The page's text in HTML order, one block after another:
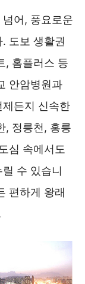
어, 풍요로운
도보 생활권
, 홈플러스 등
안암병원과
든지 신속한
, 정릉천, 홍릉
심 속에서도
수 있습니
편하게 왕래